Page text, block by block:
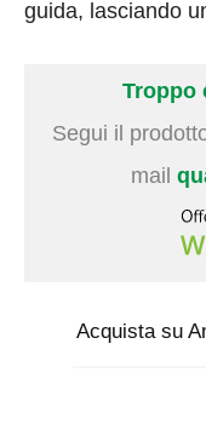
guida, lasciando
Troppo
Segui il
mail
Acquista su